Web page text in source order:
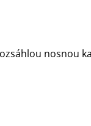
nosnou